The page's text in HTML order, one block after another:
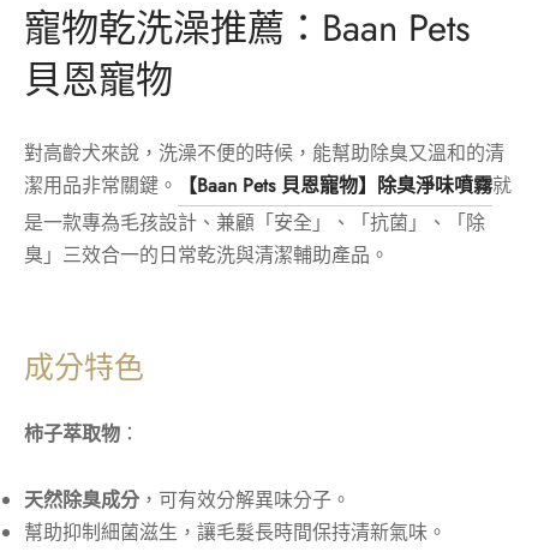
寵物乾洗澡推薦：Baan Pets
貝恩寵物
對高齡犬來說，洗澡不便的時候，能幫助除臭又溫和的清
潔用品非常關鍵。
【Baan Pets 貝恩寵物】除臭淨味噴霧就
是一款專為毛孩設計、兼顧「安全」、「抗菌」、「除
臭」三效合一的日常乾洗與清潔輔助產品。
成分特色
柿子萃取物 ：
天然除臭成分 ，可有效分解異味分子。
幫助抑制細菌滋生，讓毛髮長時間保持清新氣味。